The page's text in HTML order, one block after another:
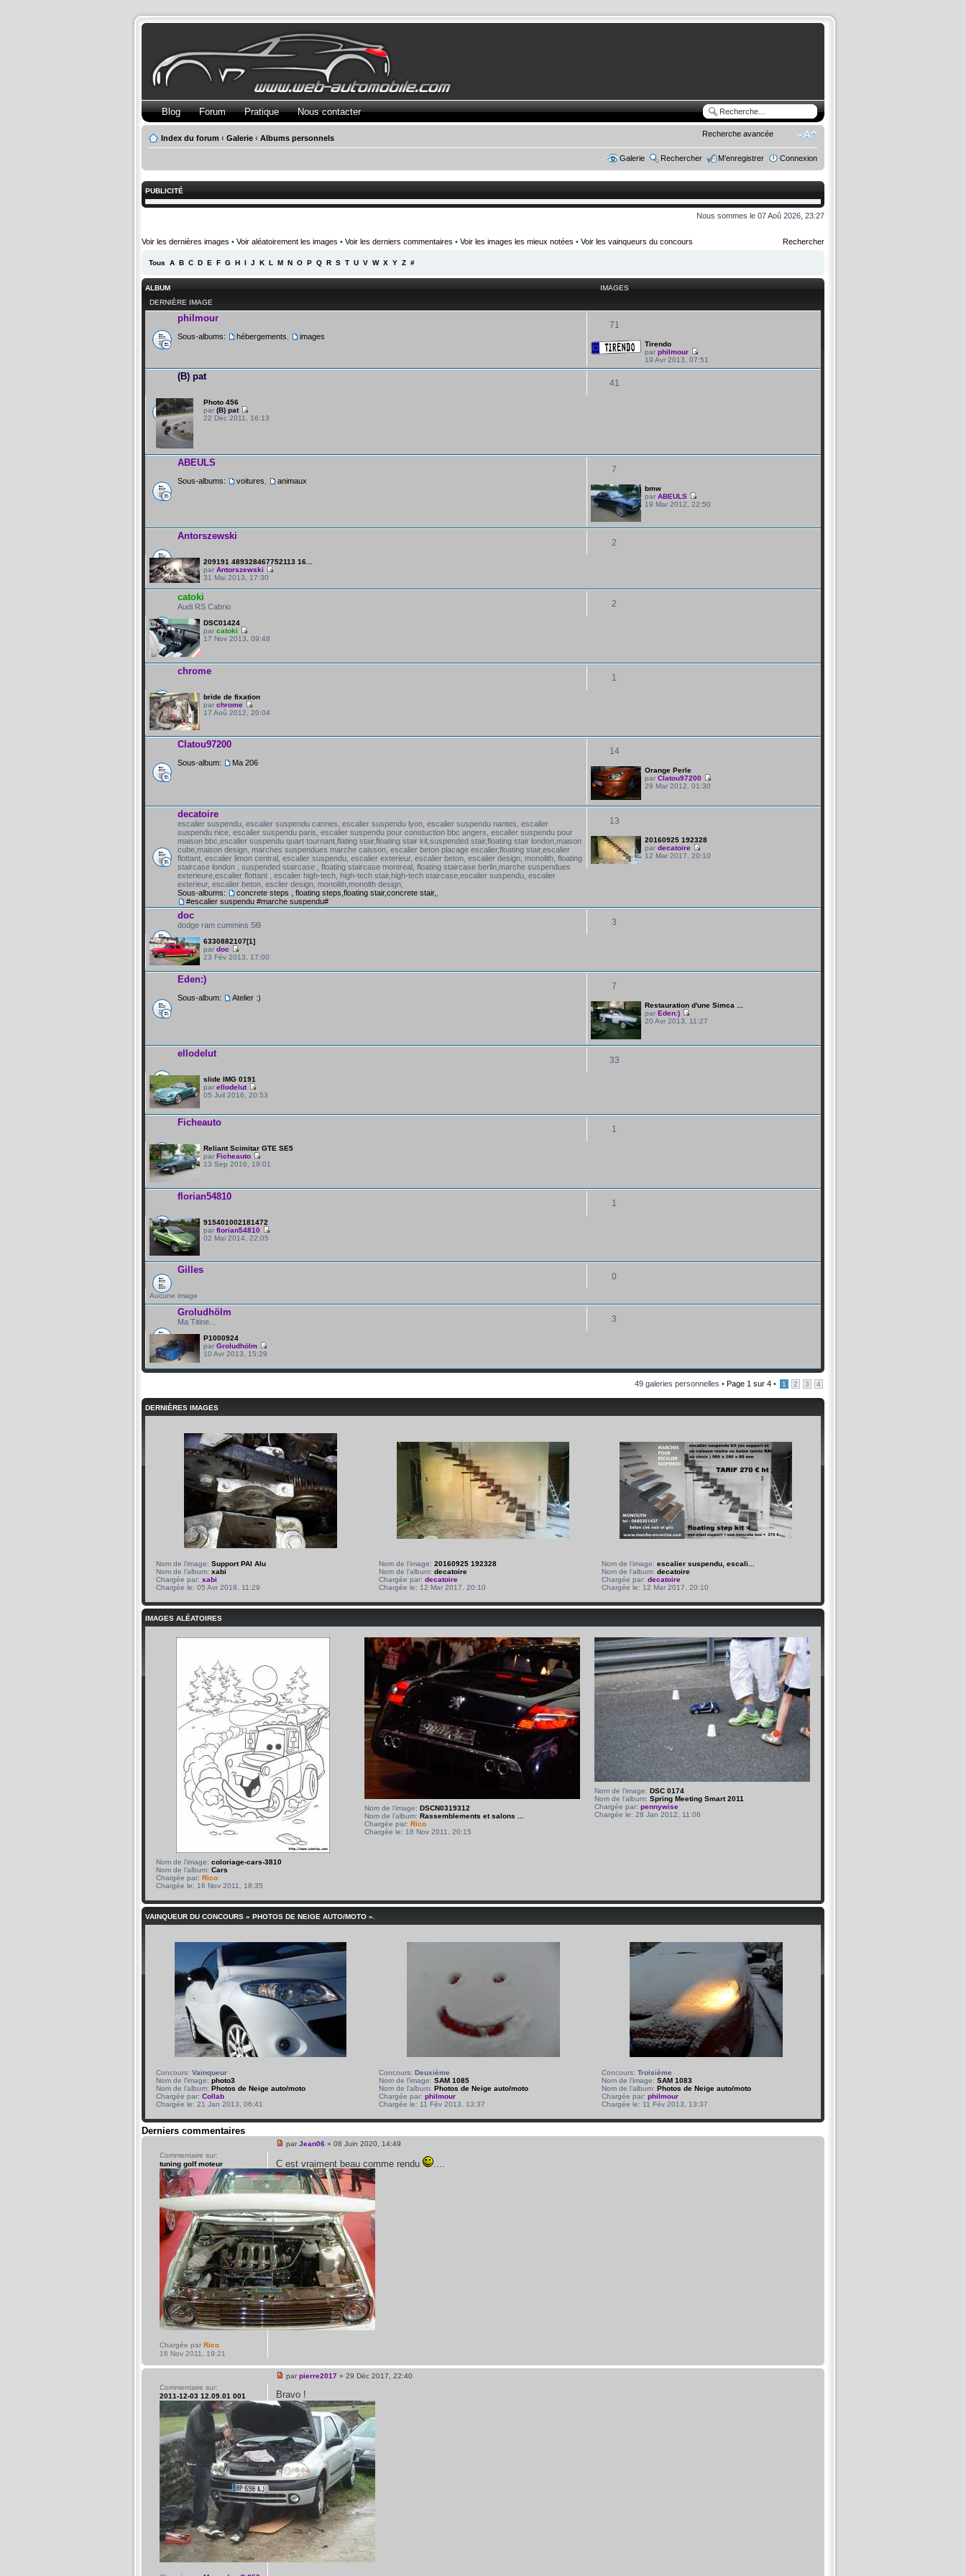
Recherche avancée
Blog Forum Pratique Nous contacter
Index du forum ‹ Galerie ‹ Albums personnels
Galerie Rechercher M’enregistrer Connexion
PUBLICITÉ
Nous sommes le 07 Aoû 2026, 23:27
Voir les dernières images • Voir aléatoirement les images • Voir les derniers commentaires • Voir les images les mieux notées • Voir les vainqueurs du concours Rechercher
Tous A B C D E F G H I J K L M N O P Q R S T U V W X Y Z #
ALBUM
IMAGES
DERNIÈRE IMAGE
philmour
Sous-albums: hébergements images
71
Tirendo
par philmour
19 Avr 2013, 07:51
(B) pat
41
Photo 456
par (B) pat
22 Déc 2011, 16:13
ABEULS
Sous-albums: voitures animaux
7
bmw
par ABEULS
19 Mar 2012, 22:50
Antorszewski
2
209191 489328467752113 16...
par Antorszewski
31 Mai 2013, 17:30
catoki
Audi RS Cabrio 2
DSC01424
par catoki
17 Nov 2013, 09:48
chrome
1
bride de fixation
par chrome
17 Aoû 2012, 20:04
Clatou97200
Sous-album: Ma 206
14
Orange Perle
par Clatou97200
29 Mar 2012, 01:30
decatoire
escalier suspendu, escalier suspendu cannes, escalier suspendu lyon, escalier suspendu nantes, escalier
suspendu nice, escalier suspendu paris, escalier suspendu pour constuction bbc angers, escalier suspendu pour
maison bbc,escalier suspendu quart tournant,flating stair,floating stair kit,suspended stair,floating stair london,maison
cube,maison design, marches suspendues marche caisson, escalier beton placage escalier,floating stair,escalier
flottant, escalier limon central, escalier suspendu, escalier exterieur, escalier beton, escalier design, monolith, floating
staircase london , suspended staircase , floating staircase montreal, floating staircase berlin,marche suspendues
exterieure,escalier flottant , escalier high-tech, high-tech stair,high-tech staircase,escalier suspendu, escalier
exterieur, escalier beton, esclier design, monolith,monolth design,
Sous-albums:
concrete steps , floating steps,floating stair,concrete stair,
#escalier suspendu #marche suspendu#
13
20160925 192328
par decatoire
12 Mar 2017, 20:10
doc
dodge ram cummins 5l9 3
6330882107[1]
par doc
23 Fév 2013, 17:00
Eden:)
Sous-album: Atelier :)
7
Restauration d'une Simca ...
par Eden:)
20 Avr 2013, 11:27
ellodelut
33
slide IMG 0191
par ellodelut
05 Juil 2016, 20:53
Ficheauto
1
Reliant Scimitar GTE SE5
par Ficheauto
13 Sep 2016, 19:01
florian54810
1
915401002181472
par florian54810
02 Mai 2014, 22:05
Gilles
0
Aucune image
Groludhölm
Ma Titine... 3
P1000924
par Groludhölm
10 Avr 2013, 15:29
49 galeries personnelles • Page 1 sur 4 • 1 2 3 4
DERNIÈRES IMAGES
Nom de l’image: Support PAI Alu
Nom de l’album: xabi
Chargée par: xabi
Chargée le: 05 Avr 2018, 11:29
Nom de l’image: 20160925 192328
Nom de l’album: decatoire
Chargée par: decatoire
Chargée le: 12 Mar 2017, 20:10
Nom de l’image: escalier suspendu, escali...
Nom de l’album: decatoire
Chargée par: decatoire
Chargée le: 12 Mar 2017, 20:10
IMAGES ALÉATOIRES
Nom de l’image: coloriage-cars-3810
Nom de l’album: Cars
Chargée par: Rico
Chargée le: 16 Nov 2011, 18:35
Nom de l’image: DSCN0319312
Nom de l’album: Rassemblements et salons ...
Chargée par: Rico
Chargée le: 18 Nov 2011, 20:15
Nom de l’image: DSC 0174
Nom de l’album: Spring Meeting Smart 2011
Chargée par: pennywise
Chargée le: 28 Jan 2012, 11:06
VAINQUEUR DU CONCOURS « PHOTOS DE NEIGE AUTO/MOTO ».
Concours: Vainqueur
Nom de l’image: photo3
Nom de l’album: Photos de Neige auto/moto
Chargée par: Collab
Chargée le: 21 Jan 2013, 06:41
Concours: Deuxième
Nom de l’image: SAM 1085
Nom de l’album: Photos de Neige auto/moto
Chargée par: philmour
Chargée le: 11 Fév 2013, 13:37
Concours: Troisième
Nom de l’image: SAM 1083
Nom de l’album: Photos de Neige auto/moto
Chargée par: philmour
Chargée le: 11 Fév 2013, 13:37
Derniers commentaires
par Jean06» 08 Juin 2020, 14:49
C est vraiment beau comme rendu ....
Commentaire sur:
tuning golf moteur
Chargée par Rico
16 Nov 2011, 19:21
par pierre2017» 29 Déc 2017, 22:40
Bravo !
Commentaire sur:
2011-12-03 12.09.01 001